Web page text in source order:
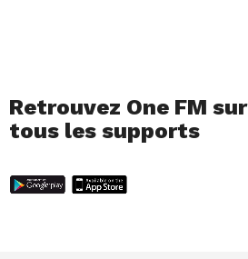
Retrouvez One FM sur
tous les supports